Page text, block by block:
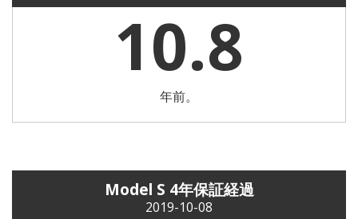
10.8
年前。
Model S 4年保証経過
2019-10-08